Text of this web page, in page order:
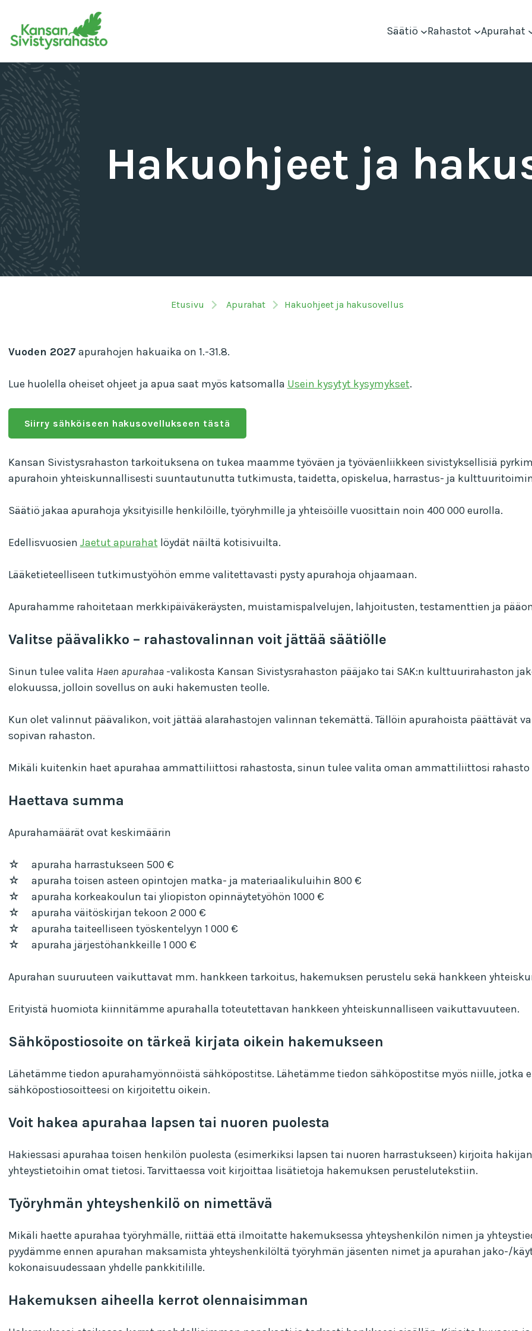
Säätiö Rahastot Apurahat
Hakuohjeet ja
Etusivu Apurahat Hakuohjeet ja hakusovellus
Vuoden 2027 apurahojen hakuaika on 1.-31.8.
Lue huolella oheiset ohjeet ja apua saat myös katsomalla Usein kysytyt kysymykset.
Siirry sähköiseen hakusovellukseen tästä
Kansan Sivistysrahaston tarkoituksena on tukea maamme työväen ja työväenliikkeen sivistyksellisiä
apurahoin yhteiskunnallisesti suuntautunutta tutkimusta, taidetta, opiskelua, harrastus- ja
Säätiö jakaa apurahoja yksityisille henkilöille, työryhmille ja yhteisöille vuosittain noin 400 000 eurolla.
Edellisvuosien Jaetut apurahat löydät näiltä kotisivuilta.
Lääketieteelliseen tutkimustyöhön emme valitettavasti pysty apurahoja ohjaamaan.
Apurahamme rahoitetaan merkkipäiväkeräysten, muistamispalvelujen, lahjoitusten, testamenttien ja
Valitse päävalikko – rahastovalinnan voit jättää säätiölle
Sinun tulee valita Haen apurahaa-valikosta Kansan Sivistysrahaston pääjako tai SAK:n kulttuurirahaston
elokuussa, jolloin sovellus on auki hakemusten teolle.
Kun olet valinnut päävalikon, voit jättää alarahastojen valinnan tekemättä. Tällöin apurahoista päättävät
sopivan rahaston.
Mikäli kuitenkin haet apurahaa ammattiliittosi rahastosta, sinun tulee valita oman ammattiliittosi rahasto
Haettava summa
Apurahamäärät ovat keskimäärin
☆ apuraha harrastukseen 500 €
☆ apuraha toisen asteen opintojen matka- ja materiaalikuluihin 800 €
☆ apuraha korkeakoulun tai yliopiston opinnäytetyöhön 1000 €
☆ apuraha väitöskirjan tekoon 2 000 €
☆ apuraha taiteelliseen työskentelyyn 1 000 €
☆ apuraha järjestöhankkeille 1 000 €
Apurahan suuruuteen vaikuttavat mm. hankkeen tarkoitus, hakemuksen perustelu sekä hankkeen
Erityistä huomiota kiinnitämme apurahalla toteutettavan hankkeen yhteiskunnalliseen vaikuttavuuteen.
Sähköpostiosoite on tärkeä kirjata oikein hakemukseen
Lähetämme tiedon apurahamyönnöistä sähköpostitse. Lähetämme tiedon sähköpostitse myös niille, jotka
sähköpostiosoitteesi on kirjoitettu oikein.
Voit hakea apurahaa lapsen tai nuoren puolesta
Hakiessasi apurahaa toisen henkilön puolesta (esimerkiksi lapsen tai nuoren harrastukseen) kirjoita
yhteystietoihin omat tietosi. Tarvittaessa voit kirjoittaa lisätietoja hakemuksen perustelutekstiin.
Työryhmän yhteyshenkilö on nimettävä
Mikäli haette apurahaa työryhmälle, riittää että ilmoitatte hakemuksessa yhteyshenkilön nimen ja
pyydämme ennen apurahan maksamista yhteyshenkilöltä työryhmän jäsenten nimet ja apurahan jako-/
kokonaisuudessaan yhdelle pankkitilille.
Hakemuksen aiheella kerrot olennaisimman